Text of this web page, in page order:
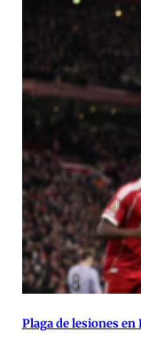
Plaga de lesiones